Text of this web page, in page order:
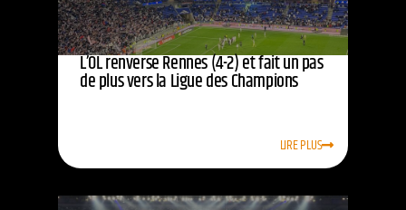
L’OL renverse Rennes (4-2) et fait un pas
de plus vers la Ligue des Champions
LIRE PLUS